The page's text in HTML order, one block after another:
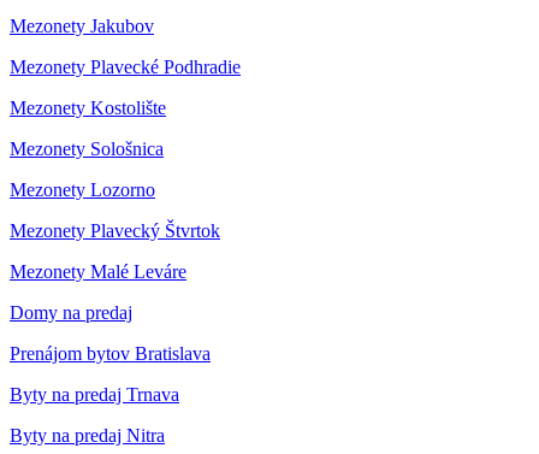
Mezonety Jakubov
Mezonety Plavecké Podhradie
Mezonety Kostolište
Mezonety Sološnica
Mezonety Lozorno
Mezonety Plavecký Štvrtok
Mezonety Malé Leváre
Domy na predaj
Prenájom bytov Bratislava
Byty na predaj Trnava
Byty na predaj Nitra